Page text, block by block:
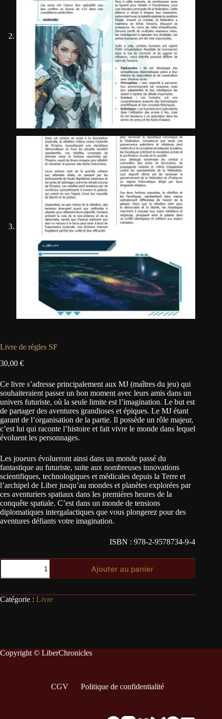
Livre de règles SF
30,00 €
Ce livre s’adresse principalement aux MJ (maîtres du jeu) qui
souhaiteraient passer un bon moment avec leurs amis dans un
univers futuriste, où la seule limite est l’imagination. Le but est
de partager des aventures grandioses et épiques. Le MJ étant
garant de l’organisation de la partie. Il possède un rôle majeur,
c’est lui qui raconte l’histoire et fait vivre le monde dans lequel
évoluent les personnages.
Les joueurs évolueront ainsi dans un monde passé du
fantastique au futuriste, suite aux nombreuses innovations
scientifiques, technologiques et médicales depuis la Terre et
l’archipel de Liber jusqu’au mondes et planètes explorées par
ces aventuriers spatiaux dans les premières heures de la
conquête spatiale. C’est dans un monde de tensions
diplomatiques intergalactiques que vous plongerez pour des
aventures défiants votre imagination.
ISBN : 978-2-9578734-9-4
quantité
Livre
règles
SF
Ajouter au panier
Catégorie : Livre
Copyright © LiberChronicles
CGV Politique de confidentialité